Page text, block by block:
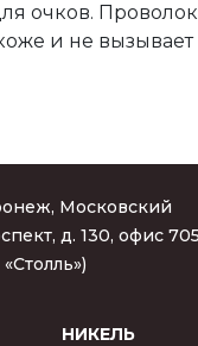
очков.
и не
Московский
д. 130, офис
НИКЕЛЬ